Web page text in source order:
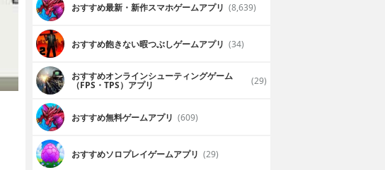
おすすめ最新・新作スマホゲームアプリ (8,639)
おすすめ飽きない暇つぶしゲームアプリ (34)
おすすめオンラインシューティングゲーム
（FPS・TPS）アプリ (29)
おすすめ無料ゲームアプリ (609)
おすすめソロプレイゲームアプリ (29)